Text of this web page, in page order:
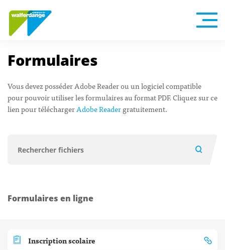
Formulaires
Vous devez posséder Adobe Reader ou un logiciel compatible
pour pouvoir utiliser les formulaires au format PDF. Cliquez sur ce
lien pour téléchargerAdobe Readergratuitement.
Formulaires en ligne
Inscription scolaire